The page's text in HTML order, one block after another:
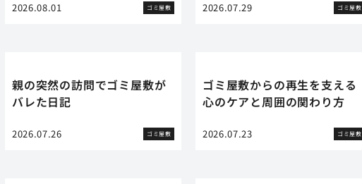
2026.08.01 ゴミ屋敷 2026.07.29 ゴミ屋敷
親の突然の訪問でゴミ屋敷が
バレた日記
2026.07.26 ゴミ屋敷
ゴミ屋敷からの再生を支える
心のケアと周囲の関わり方
2026.07.23 ゴミ屋敷